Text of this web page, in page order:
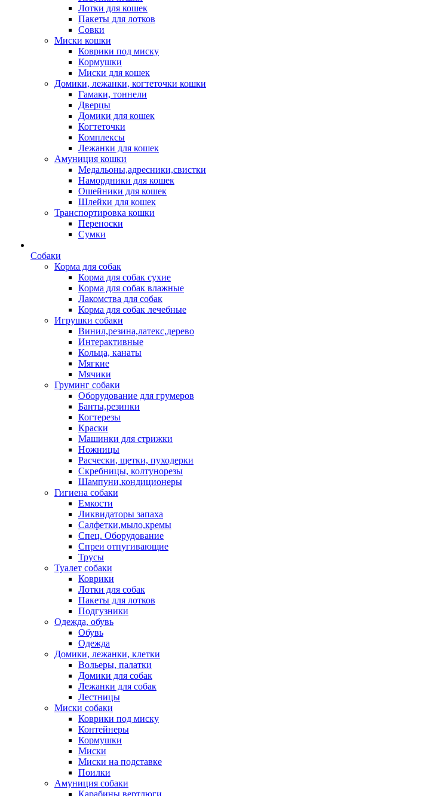
Лотки для кошек
Пакеты для лотков
Совки
Миски кошки
Коврики под миску
Кормушки
Миски для кошек
Домики, лежанки, когтеточки кошки
Гамаки, тоннели
Дверцы
Домики для кошек
Когтеточки
Комплексы
Лежанки для кошек
Амуниция кошки
Медальоны,адресники,свистки
Намордники для кошек
Ошейники для кошек
Шлейки для кошек
Транспортировка кошки
Переноски
Сумки
Собаки
Корма для собак
Корма для собак сухие
Корма для собак влажные
Лакомства для собак
Корма для собак лечебные
Игрушки собаки
Винил,резина,латекс,дерево
Интерактивные
Кольца, канаты
Мягкие
Мячики
Груминг собаки
Оборудование для грумеров
Банты,резинки
Когтерезы
Краски
Машинки для стрижки
Ножницы
Расчески, щетки, пуходерки
Скребницы, колтунорезы
Шампуни,кондиционеры
Гигиена собаки
Емкости
Ликвидаторы запаха
Салфетки,мыло,кремы
Спец. Оборудование
Спреи отпугивающие
Трусы
Туалет собаки
Коврики
Лотки для собак
Пакеты для лотков
Подгузники
Одежда, обувь
Обувь
Одежда
Домики, лежанки, клетки
Вольеры, палатки
Домики для собак
Лежанки для собак
Лестницы
Миски собаки
Коврики под миску
Контейнеры
Кормушки
Миски
Миски на подставке
Поилки
Амуниция собаки
Карабины,вертлюги